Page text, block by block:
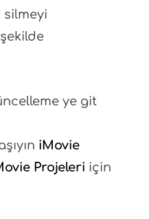
silmeyi
ye git
iMovie
Projeleri için